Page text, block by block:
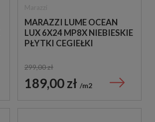
MARAZZI LUME OCEAN
LUX 6X24 MP8X NIEBIESKIE
PŁYTKI CEGIEŁKI
299,00 zł
189,00 zł m2